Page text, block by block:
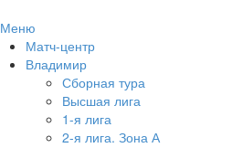
Меню
Матч-центр
Владимир
Сборная тура
Высшая лига
1-я лига
2-я лига. Зона А